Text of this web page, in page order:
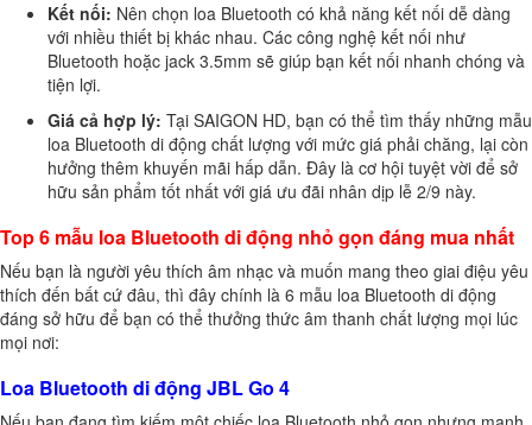
Kết nối: Nên chọn loa Bluetooth có khả năng kết nối dễ dàng
với nhiều thiết bị khác nhau. Các công nghệ kết nối như
Bluetooth hoặc jack 3.5mm sẽ giúp bạn kết nối nhanh chóng và
tiện lợi.
Giá cả hợp lý: Tại SAIGON HD, bạn có thể tìm thấy những mẫu
loa Bluetooth di động chất lượng với mức giá phải chăng, lại còn
hưởng thêm khuyến mãi hấp dẫn. Đây là cơ hội tuyệt vời để sở
hữu sản phẩm tốt nhất với giá ưu đãi nhân dịp lễ 2/9 này.
Top 6 mẫu loa Bluetooth di động nhỏ gọn đáng mua nhất
Nếu bạn là người yêu thích âm nhạc và muốn mang theo giai điệu yêu
thích đến bất cứ đâu, thì đây chính là 6 mẫu loa Bluetooth di động
đáng sở hữu để bạn có thể thưởng thức âm thanh chất lượng mọi lúc
mọi nơi:
Loa Bluetooth di động JBL Go 4